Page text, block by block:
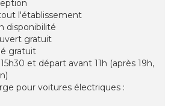
l'établissement
disponibilité
gratuit
gratuit
et départ avant 11h (après 19h,
pour voitures électriques :